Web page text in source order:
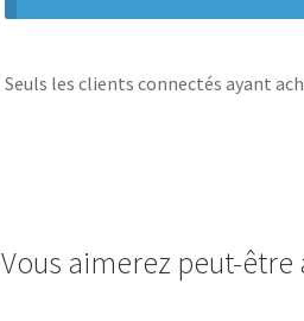
Seuls les clients connectés ayant
Vous aimerez peut-